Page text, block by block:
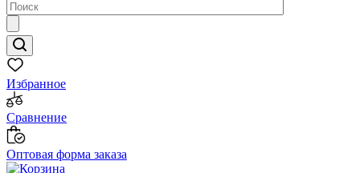
Избранное
Сравнение
Оптовая форма заказа